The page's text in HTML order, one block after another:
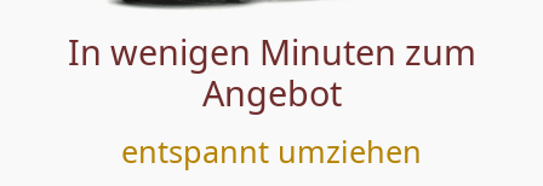
In wenigen Minuten zum
Angebot
entspannt umziehen